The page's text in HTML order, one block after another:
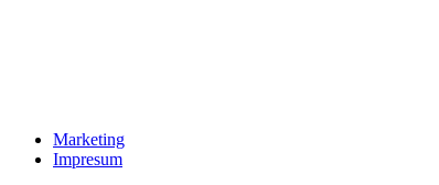
Marketing
Impresum